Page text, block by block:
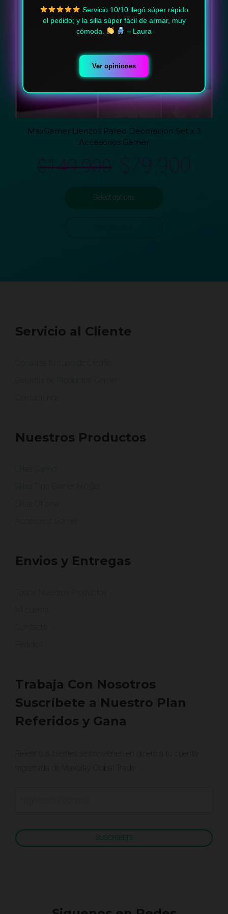
3 veces en esta página y todo llega en buen
estado y tal cual lo pides me encanta y la
recomiendo – Camilo
Ver opiniones
MaxGamer Lienzos Pared Decoración Set x 3
Accesorios Gamer
$149.900 $79.900
Select options
Servicio al Cliente
Consulta tu cupo de Credito
Garantia de Productos Gamer
Contáctanos
Nuestros Productos
Sillas Oficina
Envios y Entregas
Todos Nuestros Productos
Mi cuenta
Contacto
Trabaja Con Nosotros
Suscríbete a Nuestro Plan
Referidos y Gana
Referir tus clientes se convierten en dinero a tu cuenta
registrada de Maxplay Global Trade